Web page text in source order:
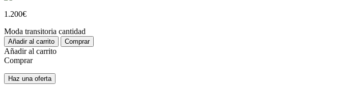
1.200€
Moda transitoria cantidad
Añadir al carrito Comprar
Añadir al carrito
Comprar
Haz una oferta